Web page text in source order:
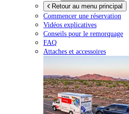
Retour au menu principal
Commencer une réservation
Vidéos explicatives
Conseils pour le remorquage
FAQ
Attaches et accessoires